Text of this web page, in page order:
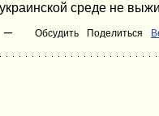
среде не
– Обсудить Поделиться